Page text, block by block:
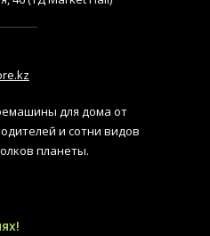
для дома от
и сотни видов
планеты.